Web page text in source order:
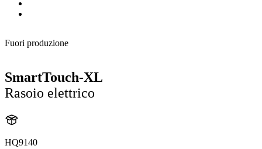
Fuori produzione
SmartTouch-XL
Rasoio elettrico
HQ9140